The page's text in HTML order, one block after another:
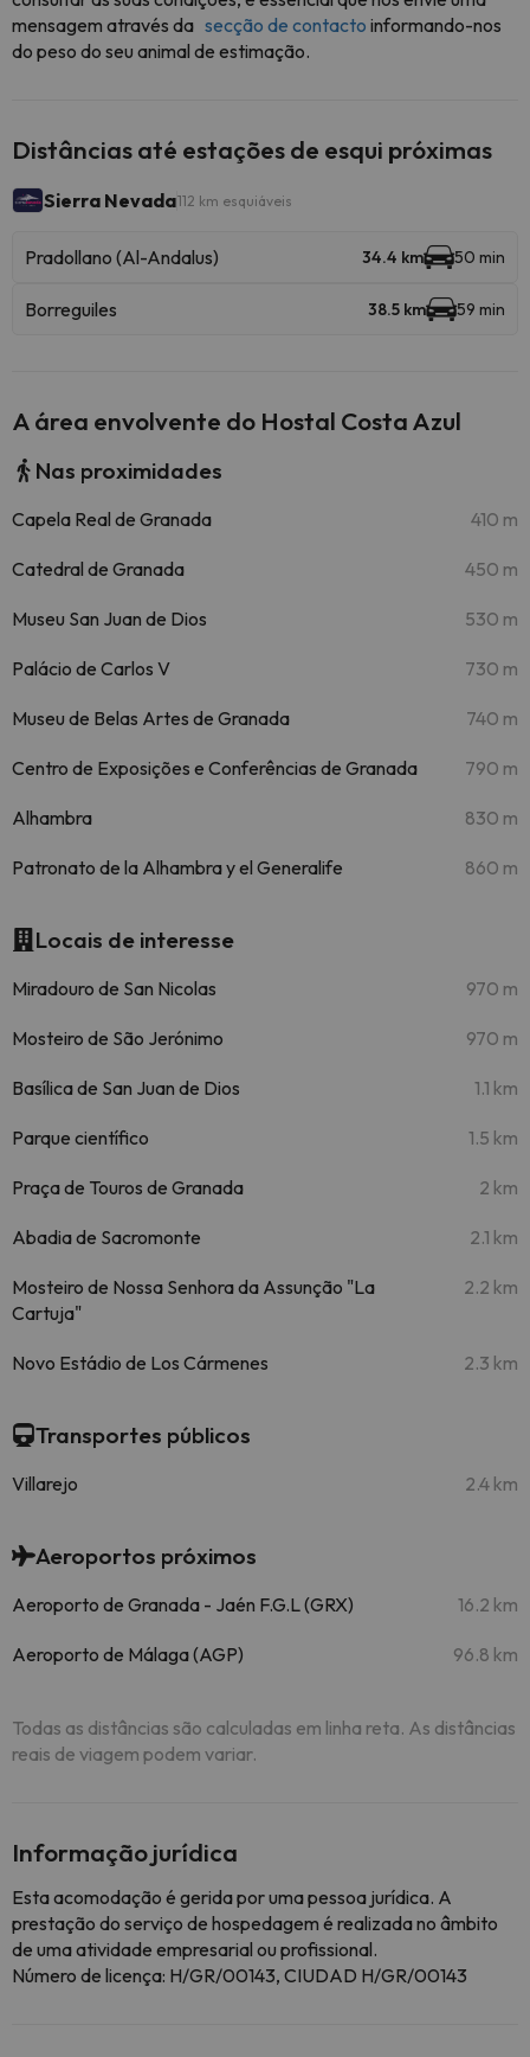
mensagem através da secção de contacto informando-nos
do peso do seu animal de estimação.
Distâncias até estações de esqui próximas
Sierra Nevada112 km esquiáveis
Pradollano (Al-Andalus) 34.4 km 50 min
Borreguiles 38.5 km 59 min
A área envolvente do Hostal Costa Azul
Nas proximidades
Capela Real de Granada 410 m
Catedral de Granada 450 m
Museu San Juan de Dios 530 m
Palácio de Carlos V 730 m
Museu de Belas Artes de Granada 740 m
Centro de Exposições e Conferências de Granada 790 m
Alhambra 830 m
Patronato de la Alhambra y el Generalife 860 m
Locais de interesse
Miradouro de San Nicolas 970 m
Mosteiro de São Jerónimo 970 m
Basílica de San Juan de Dios 1.1 km
Parque científico 1.5 km
Praça de Touros de Granada 2 km
Abadia de Sacromonte 2.1 km
Mosteiro de Nossa Senhora da Assunção "La
Cartuja"
2.2 km
Novo Estádio de Los Cármenes 2.3 km
Transportes públicos
Villarejo 2.4 km
Aeroportos próximos
Aeroporto de Granada - Jaén F.G.L (GRX) 16.2 km
Aeroporto de Málaga (AGP) 96.8 km
Todas as distâncias são calculadas em linha reta. As distâncias
reais de viagem podem variar.
Informação jurídica
Esta acomodação é gerida por uma pessoa jurídica. A
prestação do serviço de hospedagem é realizada no âmbito
de uma atividade empresarial ou profissional.
Número de licença: H/GR/00143, CIUDAD H/GR/00143